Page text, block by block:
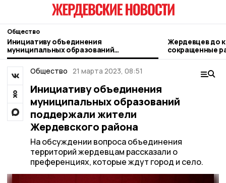
Общество
Инициативу объединения
муниципальных образований
поддержали жители Жердевского
района
Жердевцев до
сокращенные
Общество 21 марта 2023, 08:51
Инициативу объединения
муниципальных образований
поддержали жители
Жердевского района
На обсуждении вопроса объединения
территорий жердевцам рассказали о
преференциях, которые ждут город и село.